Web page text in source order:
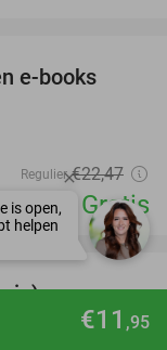
€11 ,95
e-books
Regulier €22,47
Gratis
33%
favorite_border
9.8star